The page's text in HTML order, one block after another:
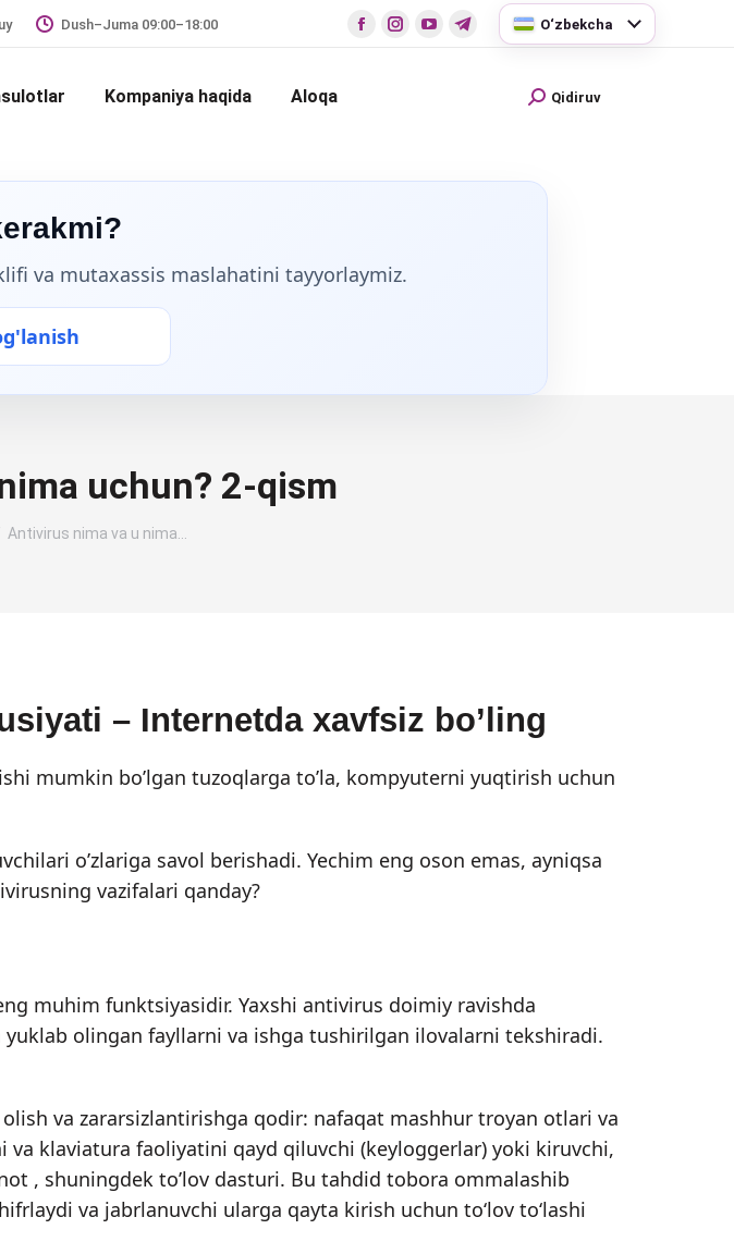
Dush–Juma 09:00–18:00 O‘zbekcha
Kompaniya haqida Aloqa Qidiruv
uchun? 2-qism
Antivirus nima va u nima…
– Internetda xavfsiz bo’ling
mumkin bo’lgan tuzoqlarga to’la, kompyuterni yuqtirish uchun
o’zlariga savol berishadi. Yechim eng oson emas, ayniqsa
vazifalari qanday?
muhim funktsiyasidir. Yaxshi antivirus doimiy ravishda
olingan fayllarni va ishga tushirilgan ilovalarni tekshiradi.
va zararsizlantirishga qodir: nafaqat mashhur troyan otlari va
klaviatura faoliyatini qayd qiluvchi (keyloggerlar) yoki kiruvchi,
, shuningdek to’lov dasturi. Bu tahdid tobora ommalashib
va jabrlanuvchi ularga qayta kirish uchun to‘lov to‘lashi
va mutaxassis maslahatini tayyorlaymiz.